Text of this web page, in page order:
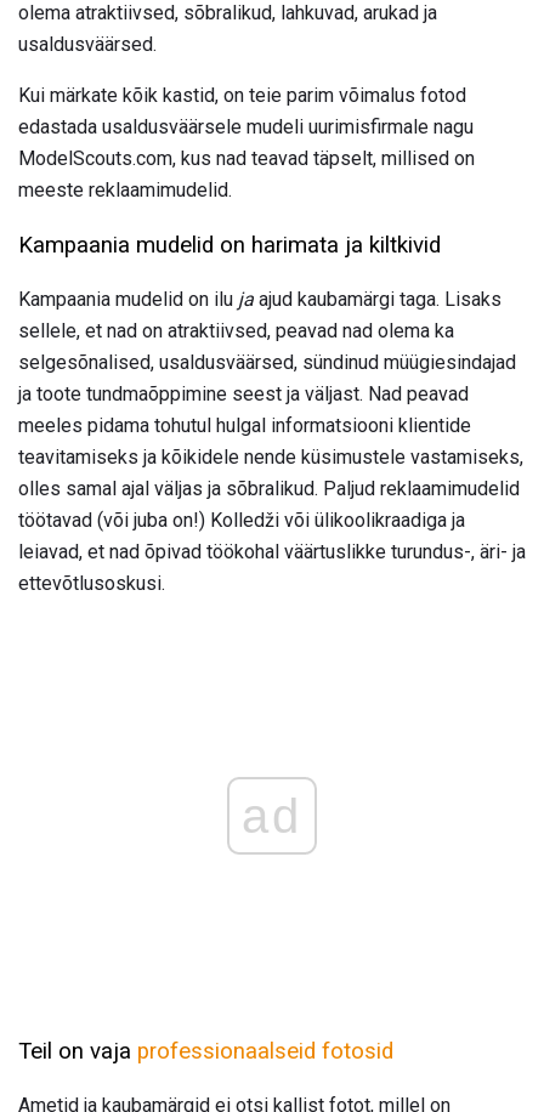
olema atraktiivsed, sõbralikud, lahkuvad, arukad ja
usaldusväärsed.
Kui märkate kõik kastid, on teie parim võimalus fotod
edastada usaldusväärsele mudeli uurimisfirmale nagu
ModelScouts.com, kus nad teavad täpselt, millised on
meeste reklaamimudelid.
Kampaania mudelid on harimata ja kiltkivid
Kampaania mudelid on ilu ja ajud kaubamärgi taga. Lisaks
sellele, et nad on atraktiivsed, peavad nad olema ka
selgesõnalised, usaldusväärsed, sündinud müügiesindajad
ja toote tundmaõppimine seest ja väljast. Nad peavad
meeles pidama tohutul hulgal informatsiooni klientide
teavitamiseks ja kõikidele nende küsimustele vastamiseks,
olles samal ajal väljas ja sõbralikud. Paljud reklaamimudelid
töötavad (või juba on!) Kolledži või ülikoolikraadiga ja
leiavad, et nad õpivad töökohal väärtuslikke turundus-, äri- ja
ettevõtlusoskusi.
ad
Teil on vaja professionaalseid fotosid
Ametid ja kaubamärgid ei otsi kallist fotot, millel on